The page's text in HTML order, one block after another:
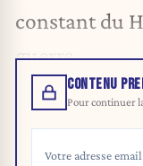
constant du
guerre.
CONTENU
Pour continuer